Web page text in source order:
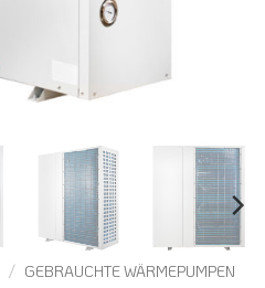
/ GEBRAUCHTE WÄRMEPUMPEN